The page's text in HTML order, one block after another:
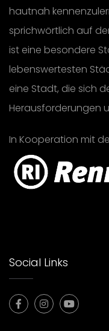
hautnah
sprichwörtlich auf
ist eine besondere
lebenswertesten
eine Stadt, die sich
Herausforderungen
In Kooperation mit
Social Links